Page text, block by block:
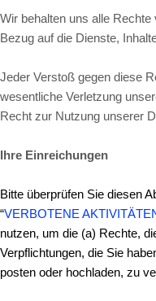
Wir behalten uns alle
Bezug auf die Dienste,
Jeder Verstoß gegen diese
wesentliche Verletzung
Recht zur Nutzung unserer
Ihre Einreichungen
Bitte überprüfen Sie diesen
“VERBOTENE
nutzen, um die (a) Rechte,
Verpflichtungen, die Sie
posten oder hochladen, zu